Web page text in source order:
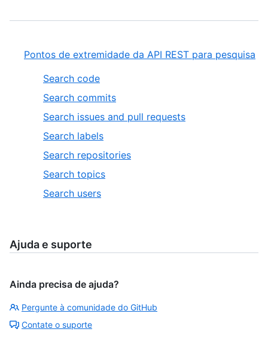
Pontos de extremidade da API REST para pesquisa
Search code
Search commits
Search issues and pull requests
Search labels
Search repositories
Search topics
Search users
Ajuda e suporte
Ainda precisa de ajuda?
Pergunte à comunidade do GitHub
Contate o suporte